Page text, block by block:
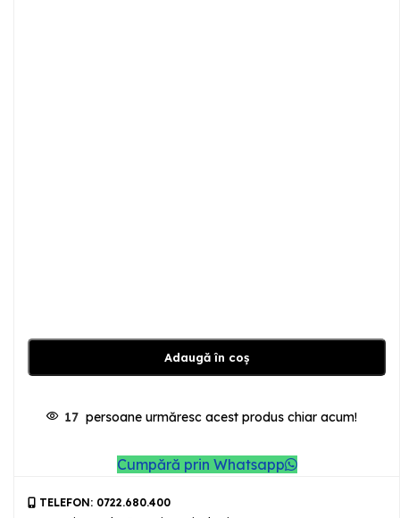
Adaugă în coș
17 persoane urmăresc acest produs chiar acum!
Cumpără prin Whatsapp
TELEFON: 0722.680.400